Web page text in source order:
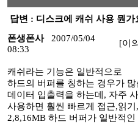
답변 : 디스크에 캐쉬 사용 뭔가
폰생폰사
2007/05/04
08:33
[이
캐쉬라는 기능은 일반적으로
하드의 버퍼를 칭하는 경우가 많
데이터 입출력을 하는데, 자주
사용하면 훨씬 빠르게 접근,읽
2,8,16MB 하드 버퍼가 일반적